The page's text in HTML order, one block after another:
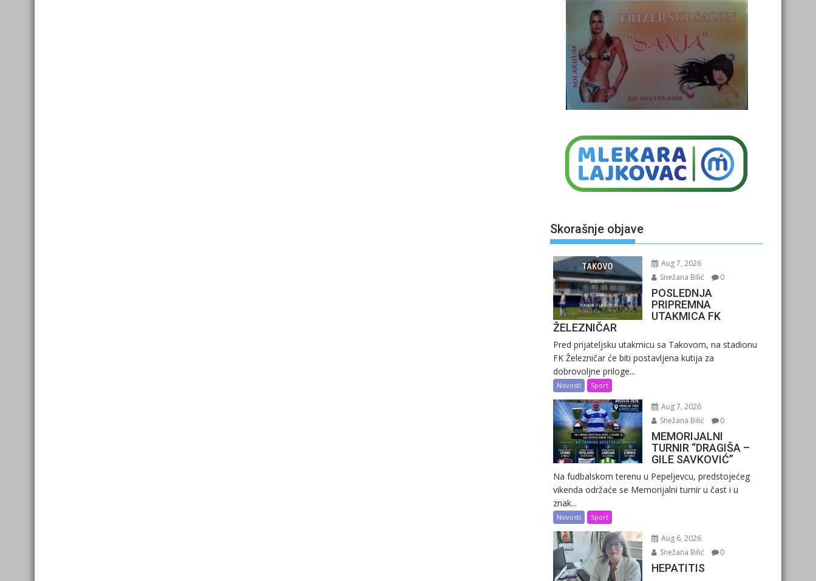
Skorašnje objave
Aug 7, 2026
Snežana Bilić
0
POSLEDNJA
PRIPREMNA
UTAKMICA FK
ŽELEZNIČAR
Pred prijateljsku utakmicu sa Takovom, na stadionu
FK Železničar će biti postavljena kutija za
dobrovoljne priloge...
Novosti Sport
Aug 7, 2026
Snežana Bilić
0
MEMORIJALNI
TURNIR “DRAGIŠA –
GILE SAVKOVIĆ”
Na fudbalskom terenu u Pepeljevcu, predstojećeg
vikenda održaće se Memorijalni turnir u čast i u
znak...
Novosti Sport
Aug 6, 2026
Snežana Bilić
0
HEPATITIS